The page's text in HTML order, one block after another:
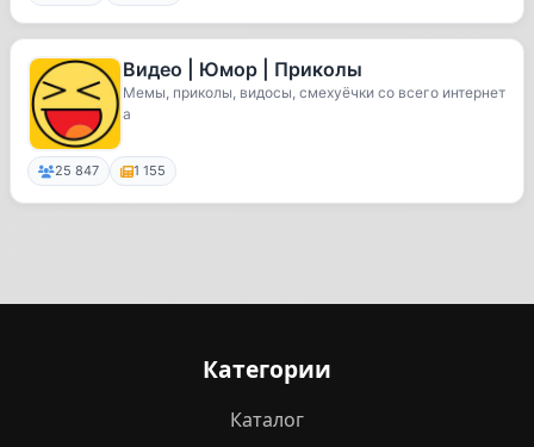
Видео | Юмор | Приколы
Мемы, приколы, видосы, смехуёчки со всего интернет
а
25 847 1 155
Категории
Каталог